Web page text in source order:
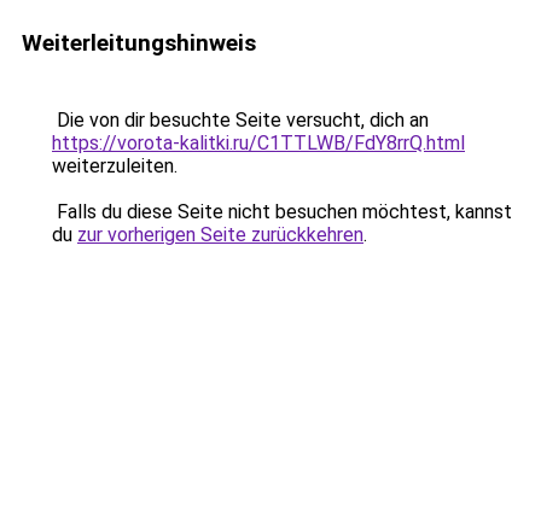
Weiterleitungshinweis
Die von dir besuchte Seite versucht, dich an
https://vorota-kalitki.ru/C1TTLWB/FdY8rrQ.html
weiterzuleiten.
Falls du diese Seite nicht besuchen möchtest, kannst
du zur vorherigen Seite zurückkehren.